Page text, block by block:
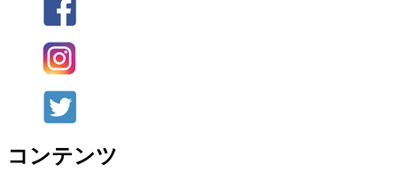
コンテンツ